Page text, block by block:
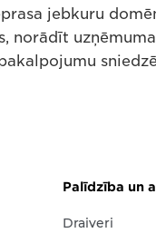
jebkuru
norādīt
Palīdzība un
Draiveri